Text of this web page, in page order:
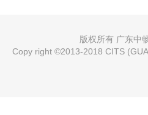
版权所有 广东中
Copy right ©2013-2018 CITS